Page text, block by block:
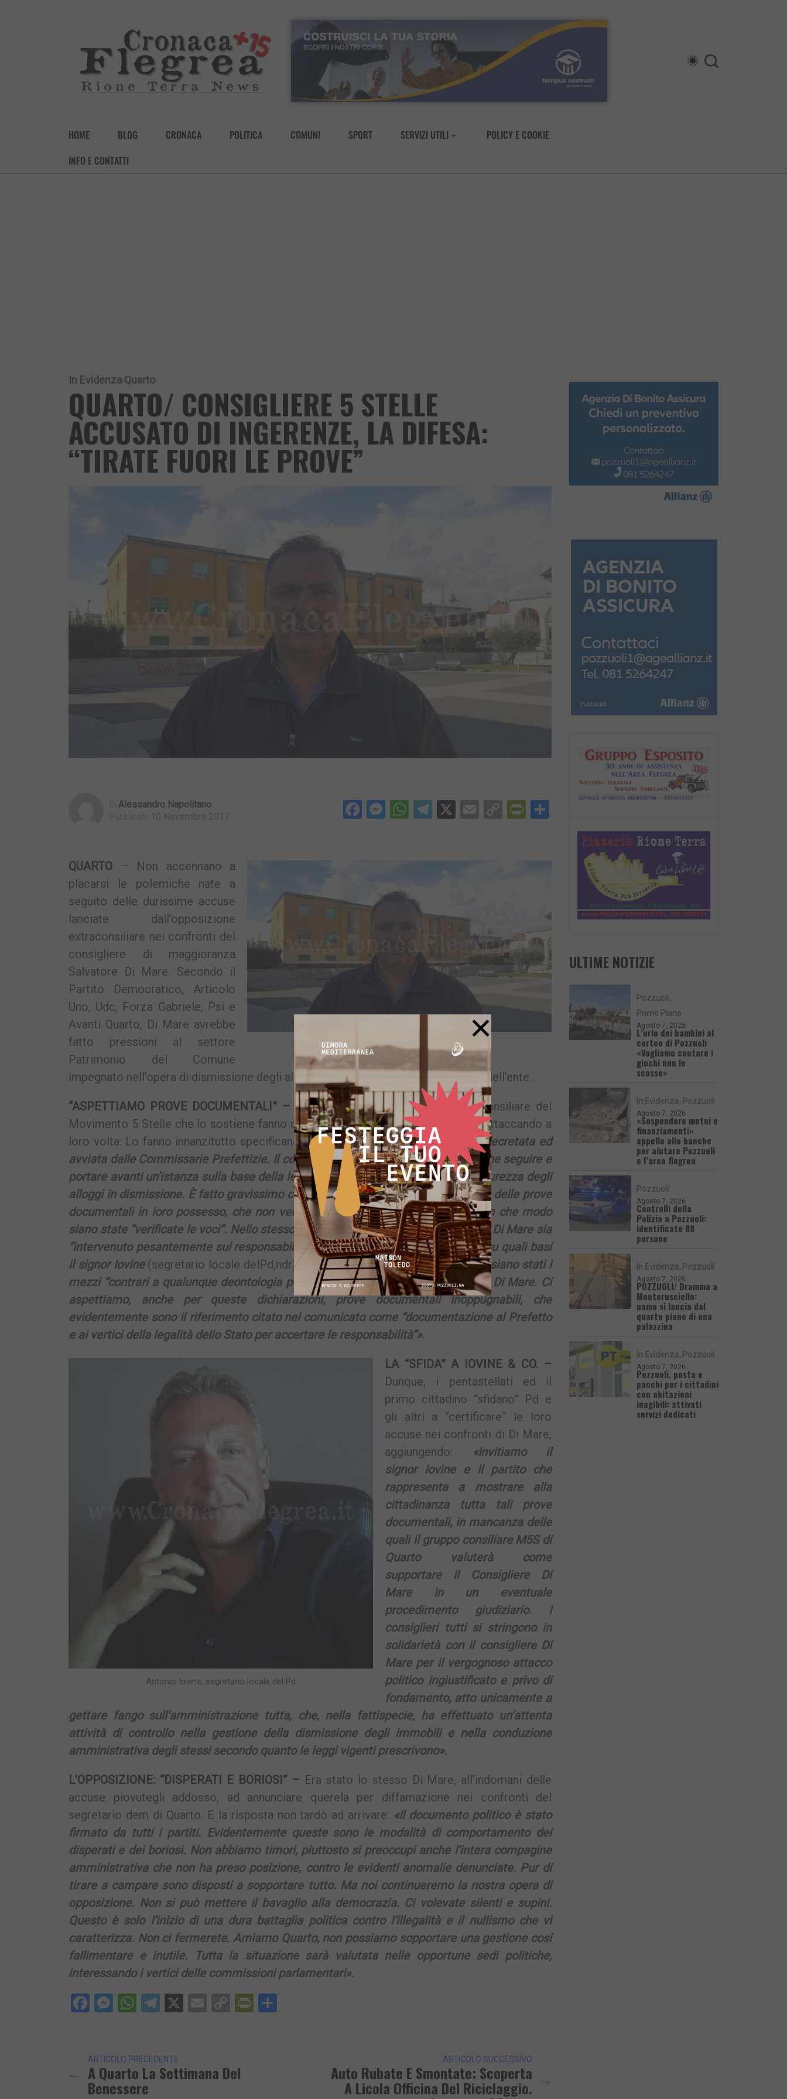
HOME BLOG CRONACA POLITICA COMUNI SPORT SERVIZI UTILI
POLICY E COOKIE
INFO E CONTATTI
In Evidenza Quarto
QUARTO/ CONSIGLIERE 5 STELLE
ACCUSATO DI INGERENZE, LA DIFESA:
“TIRATE FUORI LE PROVE”
Alessandro Napolitano
10 Novembre 2017 Facebook
Messenger
WhatsApp
Telegram
X EmailCopyPrintFriendly
Il consigliere M5S Salvatore Di Mare
QUARTO – Non accennano a
placarsi le polemiche nate a
seguito delle durissime accuse
lanciate dall’opposizione
extraconsiliare nei confronti del
consigliere di maggioranza
Salvatore Di Mare. Secondo il
Partito Democratico, Articolo
Uno, Udc, Forza Gabriele, Psi e
Avanti Quarto, Di Mare avrebbe
fatto pressioni al settore
Patrimonio del Comune
impegnato nell’opera di dismissione degli alloggi di edilizia popolare di proprietà dell’ente.
“ASPETTIAMO PROVE DOCUMENTALI” – Il sindaco Capuozzo ed il gruppo consiliare del
Movimento 5 Stelle che lo sostiene fanno quadrato attorno al consigliere, contrattaccando a
loro volta: Lo fanno innanzitutto specificando che«La vendita degli alloggi già decretata ed
avviata dalle Commissarie Prefettizie. Il consigliere Di Mare non ha fatto altro che seguire e
portare avanti un’istanza sulla base della legge 560 del 1993 per la messa in sicurezza degli
alloggi in dismissione. È fatto gravissimo che il comunicato del Pd di Quarto cita delle prove
documentali in loro possesso, che non vengono allegate, né viene esplicitato in che modo
siano state “verificate le voci”. Nello stesso comunicato si dice che il Consigliere Di Mare sia
“intervenuto pesantemente sul responsabile del settore”. Orbene: ci chiediamo su quali basi
il signor Iovine (segretario locale delPd,ndr)possa aver fatto tali illazioni e quali siano stati i
mezzi “contrari a qualunque deontologia politica e morale” usati dal consigliere Di Mare. Ci
aspettiamo, anche per queste dichiarazioni, prove documentali inoppugnabili, che
evidentemente sono il riferimento citato nel comunicato come “documentazione al Prefetto
e ai vertici della legalità dello Stato per accertare le responsabilità”».
Antonio Iovine, segretario locale del Pd
LA “SFIDA” A IOVINE & CO. –
Dunque, i pentastellati ed il
primo cittadino “sfidano” Pd e
gli altri a “certificare” le loro
accuse nei confronti di Di Mare,
aggiungendo:
«Invitiamo il
signor Iovine e il partito che
rappresenta a mostrare alla
cittadinanza tutta tali prove
documentali, in mancanza delle
quali il gruppo consiliare M5S di
Quarto valuterà come
supportare il Consigliere Di
Mare in un eventuale
procedimento giudiziario. I
consiglieri tutti si stringono in
solidarietà con il consigliere Di
Mare per il vergognoso attacco
politico ingiustificato e privo di
fondamento, atto unicamente a
gettare fango sull’amministrazione tutta, che, nella fattispecie, ha effettuato un’attenta
attività di controllo nella gestione della dismissione degli immobili e nella conduzione
amministrativa degli stessi secondo quanto le leggi vigenti prescrivono».
L’OPPOSIZIONE: “DISPERATI E BORIOSI” – Era stato lo stesso Di Mare, all’indomani delle
accuse piovutegli addosso, ad annunciare querela per diffamazione nei confronti del
segretario dem di Quarto. E la risposta non tardò ad arrivare: «Il documento politico è stato
firmato da tutti i partiti. Evidentemente queste sono le modalità di comportamento dei
disperati e dei boriosi. Non abbiamo timori, piuttosto si preoccupi anche l’intera compagine
amministrativa che non ha preso posizione, contro le evidenti anomalie denunciate. Pur di
tirare a campare sono disposti a sopportare tutto. Ma noi continueremo la nostra opera di
opposizione. Non si può mettere il bavaglio alla democrazia. Ci volevate silenti e supini.
Questo è solo l’inizio di una dura battaglia politica contro l’illegalità e il nullismo che vi
caratterizza. Non ci fermerete. Amiamo Quarto, non possiamo sopportare una gestione cosi
fallimentare e inutile. Tutta la situazione sarà valutata nelle opportune sedi politiche,
interessando i vertici delle commissioni parlamentari».
Facebook
Messenger
WhatsApp
Telegram
X EmailCopyPrintFriendly
ARTICOLO PRECEDENTE
A Quarto La Settimana Del
Benessere
ARTICOLO SUCCESSIVO
Auto Rubate E Smontate: Scoperta
A Licola Officina Del Riciclaggio.
ULTIME NOTIZIE
Pozzuoli
Primo Piano
Agosto 7, 2026
L’urlo dei bambini al
corteo di Pozzuoli
«Vogliamo contare i
giochi non le
scosse»
In Evidenza Pozzuoli
Agosto 7, 2026
«Sospendere mutui e
finanziamenti»
appello alle banche
per aiutare Pozzuoli
e l’area flegrea
Pozzuoli
Agosto 7, 2026
Controlli della
Polizia a Pozzuoli:
identificate 88
persone
In Evidenza Pozzuoli
Agosto 7, 2026
POZZUOLI/ Dramma a
Monterusciello:
uomo si lancia dal
quarto piano di una
palazzina
In Evidenza Pozzuoli
Agosto 7, 2026
Pozzuoli, posta e
pacchi per i cittadini
con abitazioni
inagibili: attivati
servizi dedicati
×